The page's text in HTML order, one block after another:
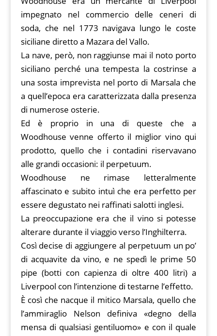
impegnato nel commercio delle ceneri di
soda, che nel 1773 navigava lungo le coste
siciliane diretto a Mazara del Vallo.
La nave, però, non raggiunse mai il noto porto
siciliano perché una tempesta la costrinse a
una sosta imprevista nel porto di Marsala che
a quell’epoca era caratterizzata dalla presenza
di numerose osterie.
Ed è proprio in una di queste che a
Woodhouse venne offerto il miglior vino qui
prodotto, quello che i contadini riservavano
alle grandi occasioni: il perpetuum.
Woodhouse ne rimase letteralmente
affascinato e subito intuì che era perfetto per
essere degustato nei raffinati salotti inglesi.
La preoccupazione era che il vino si potesse
alterare durante il viaggio verso l’Inghilterra.
Così decise di aggiungere al perpetuum un po’
di acquavite da vino, e ne spedì le prime 50
pipe (botti con capienza di oltre 400 litri) a
Liverpool con l’intenzione di testarne l’effetto.
È così che nacque il mitico Marsala, quello che
l’ammiraglio Nelson definiva «degno della
mensa di qualsiasi gentiluomo» e con il quale